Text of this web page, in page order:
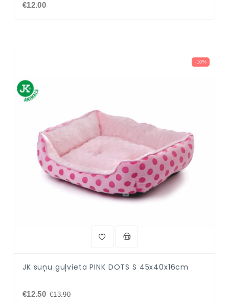
€12.00
-10%
JK suņu guļvieta PINK DOTS S 45x40x16cm
€12.50 €13.90